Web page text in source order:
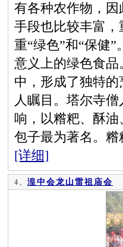
有各种农作物，
手段也比较丰富
重“绿色”和“保健
意义上的绿色食
中，形成了独特
人瞩目。塔尔寺
响，以糌粑、酥
包子最为著名。
[详细]
4、 湟中会龙山雷祖庙会